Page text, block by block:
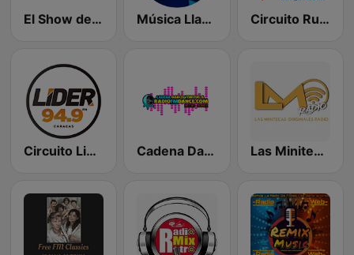
El Show de Piña Mix Música Llanera y Folklor Circuito Rumba - Margarita
Circuito Lider Caracas Cadena Dance Venezuela Las Minitecas Originales